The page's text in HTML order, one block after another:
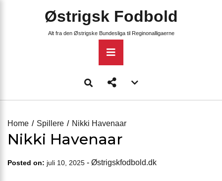
Østrigsk Fodbold
Alt fra den Østrigske Bundesliga til Reginonalligaerne
Primary
Menu
menu
Home
Spillere Nikki Havenaar
Nikki Havenaar
Posted on: juli 10, 2025 - Østrigskfodbold.dk